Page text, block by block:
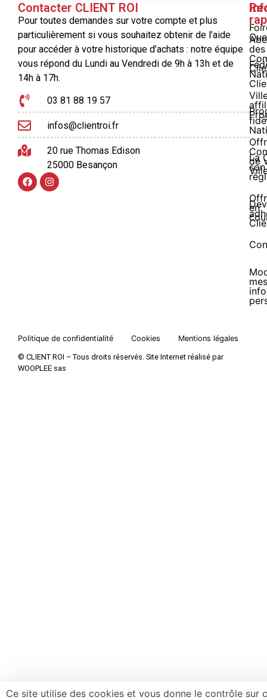
Contacter CLIENT ROI
Pour toutes demandes sur votre compte et plus
particulièrement si vous souhaitez obtenir de l’aide
pour accéder à votre historique d’achats : notre équipe
vous répond du Lundi au Vendredi de 9h à 13h et de
14h à 17h.
03 81 88 19 57
infos@clientroi.fr
20 rue Thomas Edison
25000 Besançon
La
son
des
de
en
mes
Politique de confidentialité Cookies Mentions légales
© CLIENT ROI – Tous droits réservés. Site Internet réalisé par
WOOPLEE sas
Ce site utilise des cookies et vous donne le contrôle sur